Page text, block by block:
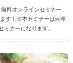
料オンラインセミナー
ます！※本セミナーは㈱草
ミナーになります。